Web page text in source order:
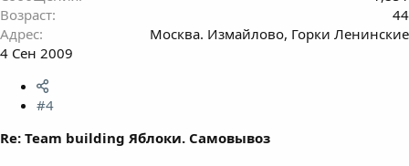
Возраст
44
Адрес
Москва. Измайлово, Горки Ленинские
4 Сен 2009
#4
Re: Team building Яблоки. Самовывоз